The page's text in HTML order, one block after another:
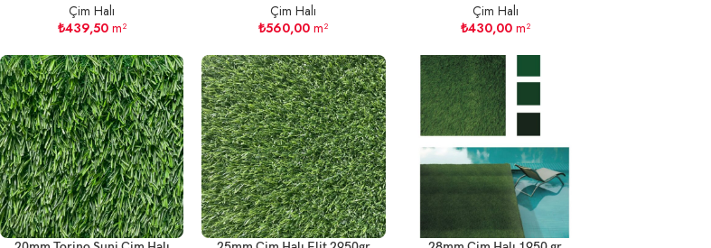
Çim Halı
₺439,50m²
Çim Halı
₺560,00 m²
Çim Halı
₺430,00m²